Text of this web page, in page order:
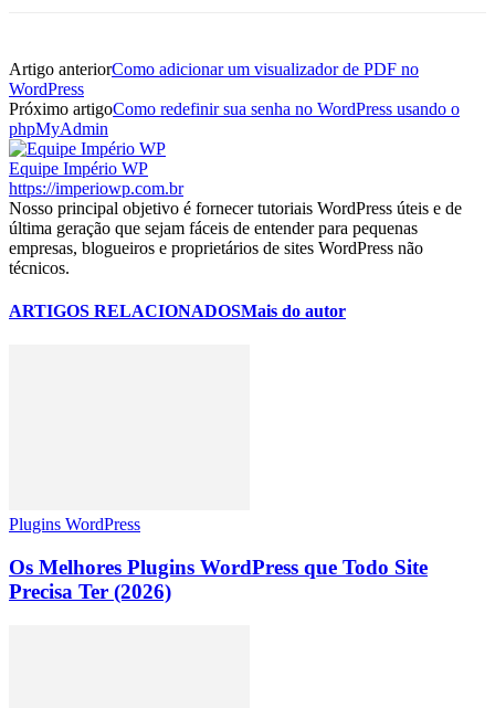
Artigo anteriorComo adicionar um visualizador de PDF no
WordPress
Próximo artigoComo redefinir sua senha no WordPress usando o
phpMyAdmin
Equipe Império WP
https://imperiowp.com.br
Nosso principal objetivo é fornecer tutoriais WordPress úteis e de
última geração que sejam fáceis de entender para pequenas
empresas, blogueiros e proprietários de sites WordPress não
técnicos.
ARTIGOS RELACIONADOSMais do autor
Plugins WordPress
Os Melhores Plugins WordPress que Todo Site
Precisa Ter (2026)